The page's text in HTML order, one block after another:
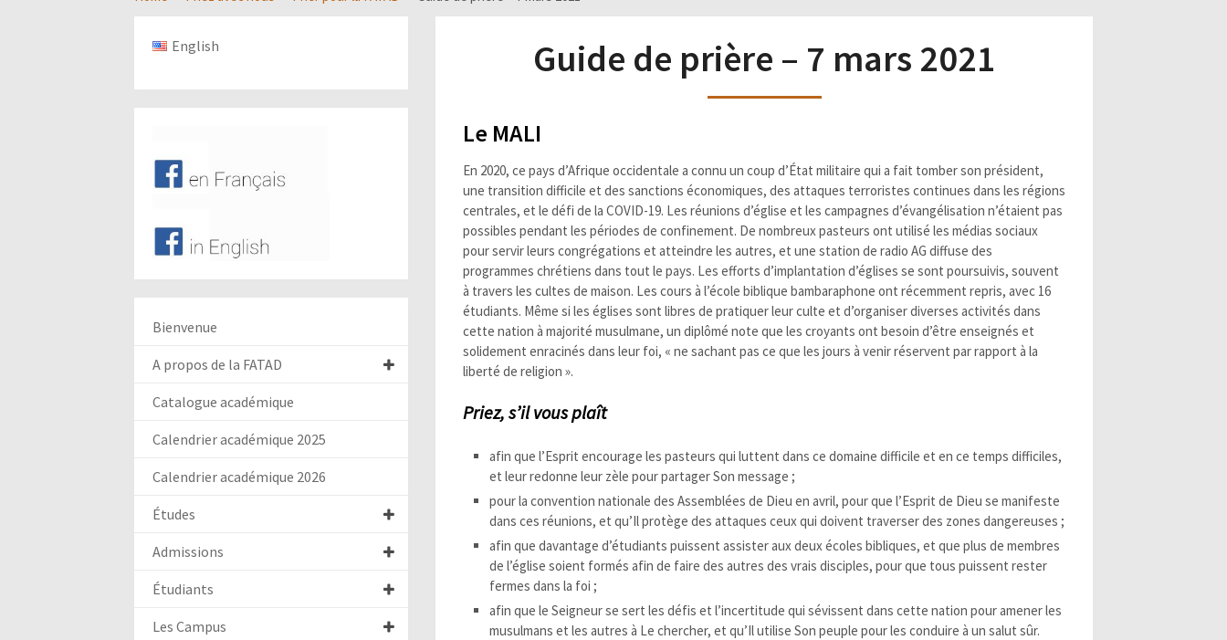
Guide de prière – 7 mars 2021
Le MALI
En 2020, ce pays d’Afrique occidentale a connu un coup d’État militaire qui a fait tomber son président,
une transition difficile et des sanctions économiques, des attaques terroristes continues dans les régions
centrales, et le défi de la COVID-19. Les réunions d’église et les campagnes d’évangélisation n’étaient pas
possibles pendant les périodes de confinement. De nombreux pasteurs ont utilisé les médias sociaux
pour servir leurs congrégations et atteindre les autres, et une station de radio AG diffuse des
programmes chrétiens dans tout le pays. Les efforts d’implantation d’églises se sont poursuivis, souvent
à travers les cultes de maison. Les cours à l’école biblique bambaraphone ont récemment repris, avec 16
étudiants. Même si les églises sont libres de pratiquer leur culte et d’organiser diverses activités dans
cette nation à majorité musulmane, un diplômé note que les croyants ont besoin d’être enseignés et
solidement enracinés dans leur foi, « ne sachant pas ce que les jours à venir réservent par rapport à la
liberté de religion ».
Priez, s’il vous plaît
afin que l’Esprit encourage les pasteurs qui luttent dans ce domaine difficile et en ce temps difficiles,
et leur redonne leur zèle pour partager Son message ;
pour la convention nationale des Assemblées de Dieu en avril, pour que l’Esprit de Dieu se manifeste
dans ces réunions, et qu’Il protège des attaques ceux qui doivent traverser des zones dangereuses ;
afin que davantage d’étudiants puissent assister aux deux écoles bibliques, et que plus de membres
de l’église soient formés afin de faire des autres des vrais disciples, pour que tous puissent rester
fermes dans la foi ;
afin que le Seigneur se sert les défis et l’incertitude qui sévissent dans cette nation pour amener les
musulmans et les autres à Le chercher, et qu’Il utilise Son peuple pour les conduire à un salut sûr.
English
Bienvenue
A propos de la FATAD
Catalogue académique
Calendrier académique 2025
Calendrier académique 2026
Études
Admissions
Étudiants
Les Campus